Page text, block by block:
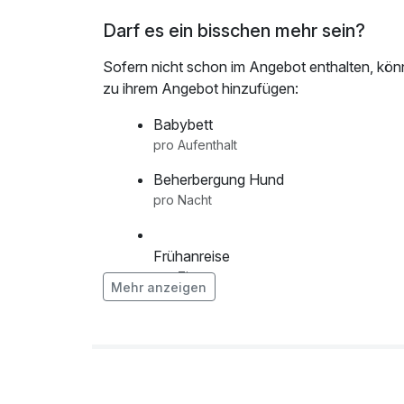
weiteren Erkundungen und entspannten
Am Abend verwöhnen wir Sie in unserem
Menü oder Buffet. Lassen Sie Ihre Tage in
ausklingen und planen Sie voller Vorfreude
und schaffen Sie Erinnerungen, die die
uns willkommen zu heißen!
Darf es ein bisschen mehr sein?
Sofern nicht schon im Angebot enthalten,
zu ihrem Angebot hinzufügen:
Babybett
pro Aufenthalt
Beherbergung Hund
pro Nacht
Frühanreise
pro Zimmer
Mehr anzeigen